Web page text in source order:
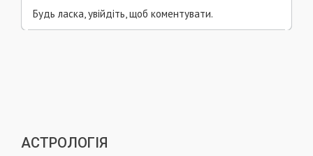
Будь ласка, увійдіть, щоб коментувати.
АСТРОЛОГІЯ